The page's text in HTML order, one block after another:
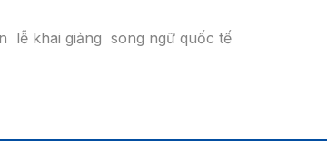
lễ khai giảng song ngữ quốc tế